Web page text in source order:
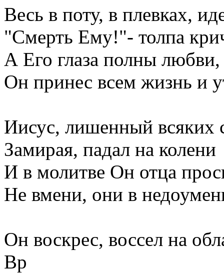
Весь в поту, в плевках,
"Смерть Ему!"- толпа
А Его глаза полны любви,
Он принес всем жизнь и
Иисус, лишенный всяких
Замирая, падал на колени
И в молитве Он отца
Не вмени, они в
Он воскрес, воссел на
Вр